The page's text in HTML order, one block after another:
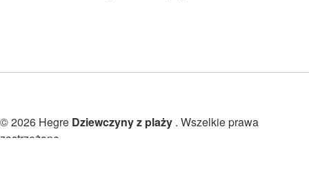
© 2026 Hegre Dziewczyny z plaży . Wszelkie prawa
zastrzeżone.